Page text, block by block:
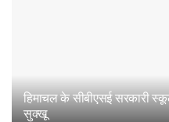
हिमाचल के सीबीएसई सरकारी
सुक्खू